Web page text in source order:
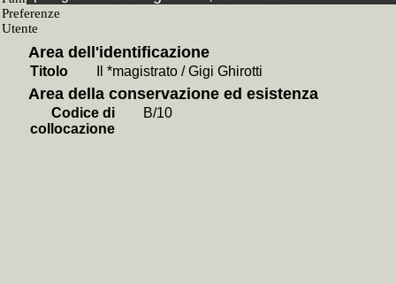
Area dell'identificazione
Titolo Il *magistrato / Gigi Ghirotti
Area della conservazione ed esistenza
Codice di
collocazione
B/10